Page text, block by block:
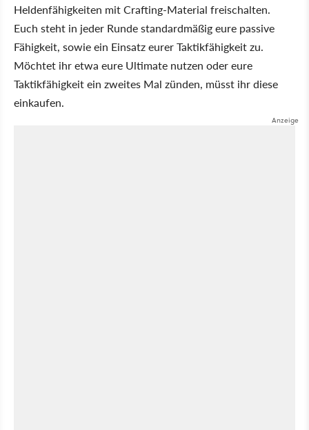
Heldenfähigkeiten mit Crafting-Material freischalten.
Euch steht in jeder Runde standardmäßig eure passive
Fähigkeit, sowie ein Einsatz eurer Taktikfähigkeit zu.
Möchtet ihr etwa eure Ultimate nutzen oder eure
Taktikfähigkeit ein zweites Mal zünden, müsst ihr diese
einkaufen.